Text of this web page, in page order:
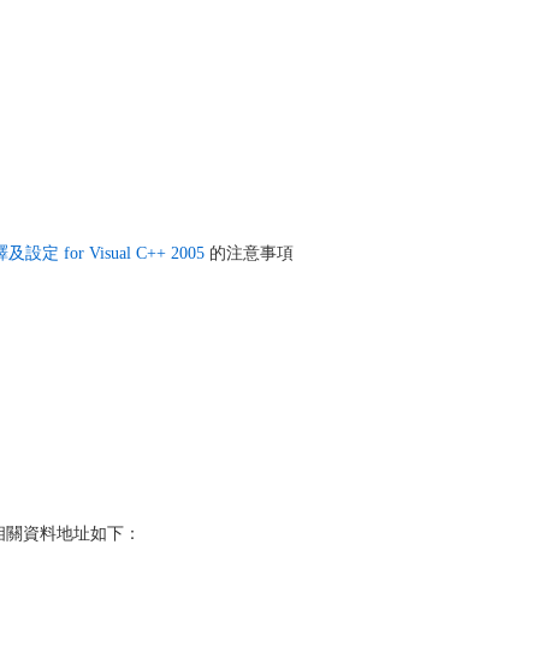
及設定 for Visual C++ 2005 的注意事項
資料地址如下：